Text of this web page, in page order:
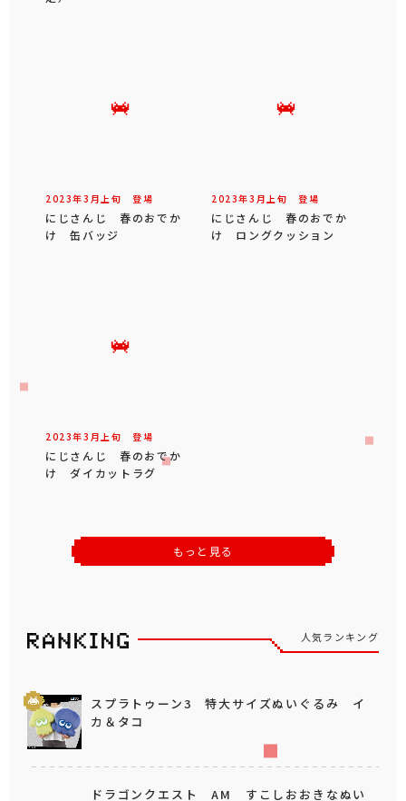
2023年3 月 上旬 登場
にじさんじ 春のおでか
け 缶バッジ
2023年3 月 上旬 登場
にじさんじ 春のおでか
け ロングクッション
2023年3 月 上旬 登場
にじさんじ 春のおでか
け ダイカットラグ
もっと見る
人気ランキング
スプラトゥーン3 特大サイズぬいぐるみ イ
カ＆タコ
ドラゴンクエスト AM すこしおおきなぬい